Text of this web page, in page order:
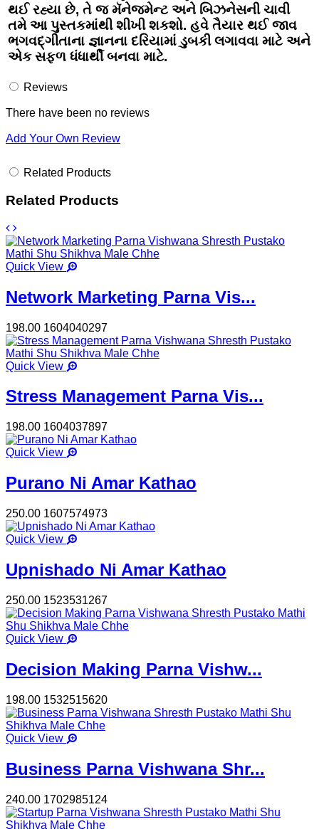
થઈ રહ્યા છે, તે જ મૅનેજમેન્ટ અને બિઝનેસની ચાવી
તમે આ પુસ્તકમાંથી શીખી શકશો. હવે તૈયાર થઈ જાવ
ભગવદ્ગીતાના જ્ઞાનના દરિયામાં ડુબકી લગાવવા માટે અને
એક સફળ ધંધાર્થી બનવા માટે.
Reviews
There have been no reviews
Add Your Own Review
Related Products
Related Products
Quick View
Network Marketing Parna Vis...
198.00 1604040297
Quick View
Stress Management Parna Vis...
198.00 1604037897
Quick View
Purano Ni Amar Kathao
250.00 1607574973
Quick View
Upnishado Ni Amar Kathao
250.00 1523531267
Quick View
Decision Making Parna Vishw...
198.00 1532515620
Quick View
Business Parna Vishwana Shr...
240.00 1702985124